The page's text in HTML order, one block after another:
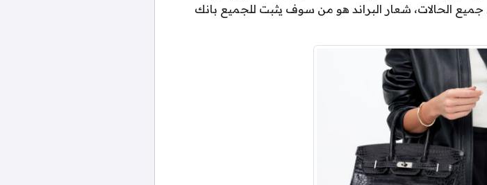
او غيرها، لانه في جميع الحالات، شعار البراند هو من سوف يثبت للجميع بانك